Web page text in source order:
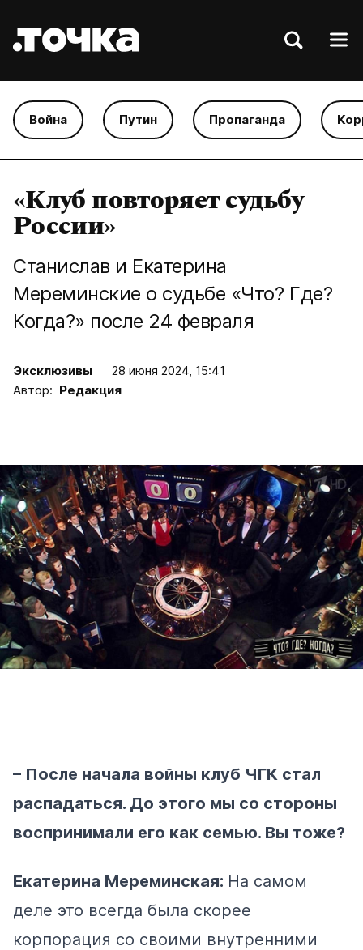
Война Путин Пропаганда
«Клуб повторяет судьбу
России»
Станислав и Екатерина
Мереминские о судьбе «Что? Где?
Когда?» после 24 февраля
Эксклюзивы
28 июня 2024, 15:41
Автор: Редакция
– После начала войны клуб ЧГК стал
распадаться. До этого мы со стороны
воспринимали его как семью. Вы тоже?
Екатерина Мереминская: На самом
деле это всегда была скорее
корпорация со своими внутренними